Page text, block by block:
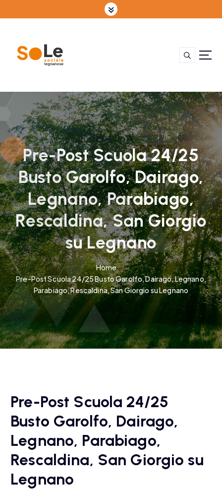
k
e
t
Pre-Post Scuola 24/25
Busto Garolfo, Dairago,
Legnano, Parabiago,
Rescaldina, San Giorgio
su Legnano
Home
Pre-Post Scuola 24/25 Busto Garolfo, Dairago, Legnano,
Parabiago, Rescaldina, San Giorgio su Legnano
Pre-Post Scuola 24/25
Busto Garolfo, Dairago,
Legnano, Parabiago,
Rescaldina, San Giorgio su
Legnano